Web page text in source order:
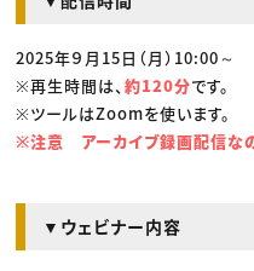
2025年９月15日（月）10:00～
※再生時間は、約120分です。
※ツールはZoomを使います。
※注意 アーカイブ録画配信なの
▼ウェビナー内容